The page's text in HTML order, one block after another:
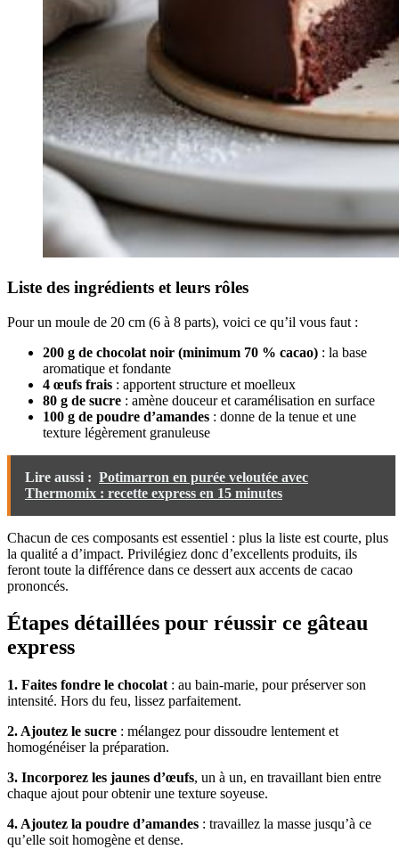
Liste des ingrédients et leurs rôles
Pour un moule de 20 cm (6 à 8 parts), voici ce qu’il vous faut :
200 g de chocolat noir (minimum 70 % cacao) : la base
aromatique et fondante
4 œufs frais : apportent structure et moelleux
80 g de sucre : amène douceur et caramélisation en surface
100 g de poudre d’amandes : donne de la tenue et une
texture légèrement granuleuse
Lire aussi : Potimarron en purée veloutée avec
Thermomix : recette express en 15 minutes
Chacun de ces composants est essentiel : plus la liste est courte, plus
la qualité a d’impact. Privilégiez donc d’excellents produits, ils
feront toute la différence dans ce dessert aux accents de cacao
prononcés.
Étapes détaillées pour réussir ce gâteau
express
1. Faites fondre le chocolat : au bain-marie, pour préserver son
intensité. Hors du feu, lissez parfaitement.
2. Ajoutez le sucre : mélangez pour dissoudre lentement et
homogénéiser la préparation.
3. Incorporez les jaunes d’œufs, un à un, en travaillant bien entre
chaque ajout pour obtenir une texture soyeuse.
4. Ajoutez la poudre d’amandes : travaillez la masse jusqu’à ce
qu’elle soit homogène et dense.